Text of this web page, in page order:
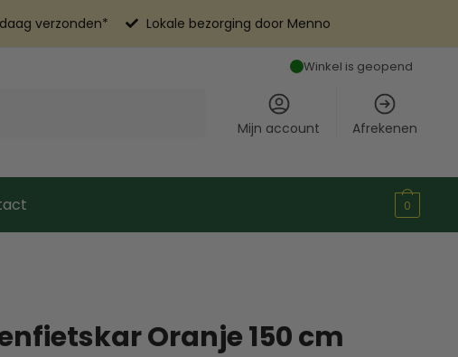
verzonden* Lokale bezorging door Menno
Winkel is geopend
Mijn account Afrekenen
0
Oranje 150 cm